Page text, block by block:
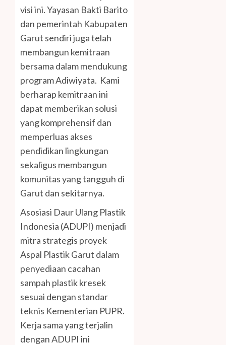
visi ini. Yayasan Bakti Barito
dan pemerintah Kabupaten
Garut sendiri juga telah
membangun kemitraan
bersama dalam mendukung
program Adiwiyata. Kami
berharap kemitraan ini
dapat memberikan solusi
yang komprehensif dan
memperluas akses
pendidikan lingkungan
sekaligus membangun
komunitas yang tangguh di
Garut dan sekitarnya.
Asosiasi Daur Ulang Plastik
Indonesia (ADUPI) menjadi
mitra strategis proyek
Aspal Plastik Garut dalam
penyediaan cacahan
sampah plastik kresek
sesuai dengan standar
teknis Kementerian PUPR.
Kerja sama yang terjalin
dengan ADUPI ini